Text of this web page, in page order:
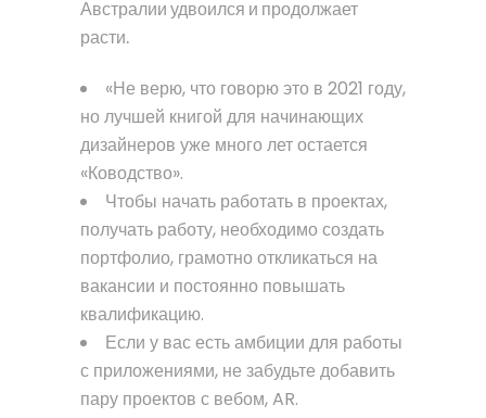
Австралии удвоился и продолжает
расти.
«Не верю, что говорю это в 2021 году,
но лучшей книгой для начинающих
дизайнеров уже много лет остается
«Ководство».
Чтобы начать работать в проектах,
получать работу, необходимо создать
портфолио, грамотно откликаться на
вакансии и постоянно повышать
квалификацию.
Если у вас есть амбиции для работы
с приложениями, не забудьте добавить
пару проектов с вебом, AR.